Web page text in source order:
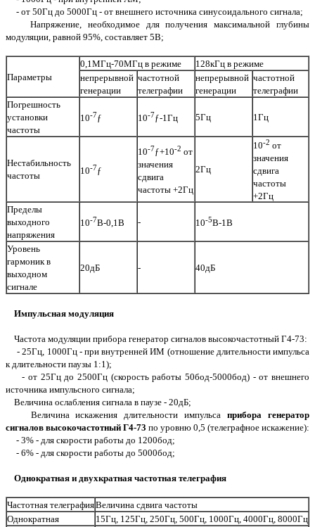
- от 50Гц до 5000Гц - от внешнего источника синусоидального сигнала;
Напряжение, необходимое для получения максимальной глубины
модуляции, равной 95%, составляет 5В;
Параметры
0,1МГц-70МГц в режиме
128кГц в режиме
непрерывной
генерации
частотной
телеграфии
непрерывной
генерации
частотной
телеграфии
Погрешность
установки
частоты
10-7ƒ 10-7ƒ-1Гц 5Гц 1Гц
Нестабильность
частоты
10-7ƒ
10-7ƒ+10-2 от
значения
сдвига
частоты +2Гц
2Гц
10-2 от
значения
сдвига
частоты
+2Гц
Пределы
выходного
напряжения
10-7В-0,1В - 10-5В-1В
Уровень
гармоник в
выходном
сигнале
20дБ - 40дБ
Импульсная модуляция
Частота модуляции прибора генератор сигналов высокочастотный Г4-73:
- 25Гц, 1000Гц - при внутренней ИМ (отношение длительности импульса
к длительности паузы 1:1);
- от 25Гц до 2500Гц (скорость работы 50бод-5000бод) - от внешнего
источника импульсного сигнала;
Величина ослабления сигнала в паузе - 20дБ;
Величина искажения длительности импульсаприбора генератор
сигналов высокочастотный Г4-73 по уровню 0,5 (телеграфное искажение):
- 3% - для скорости работы до 1200бод;
- 6% - для скорости работы до 5000бод;
Однократная и двухкратная частотная телеграфия
Частотная телеграфияВеличина сдвига частоты
Однократная
15Гц, 125Гц, 250Гц, 500Гц, 1000Гц, 4000Гц, 8000Гц